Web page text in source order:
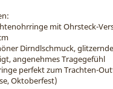
mit Ohrsteck-
Dirndlschmuck,
angenehmes Tragegefühl
perfekt zum Trachten-
Oktoberfest)